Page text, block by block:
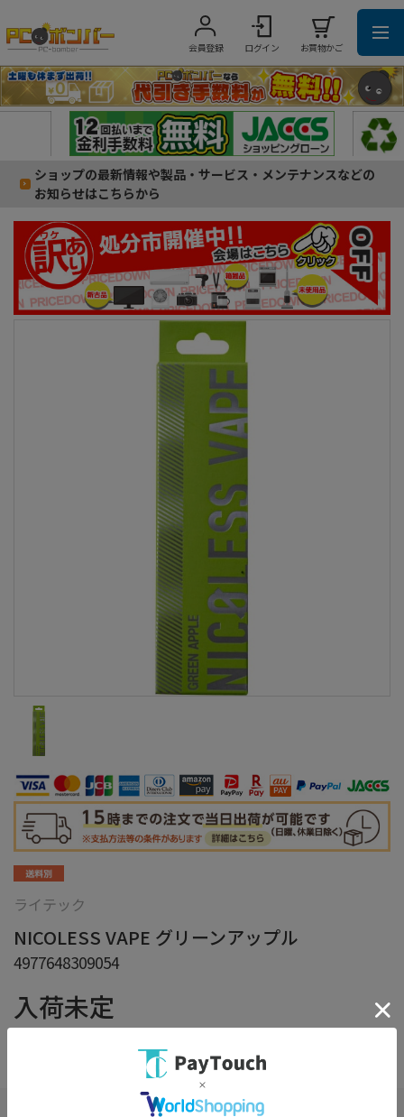
会員登録 ログイン お買物かご
ショップの最新情報や製品・サービス・メンテナンスなどの
お知らせはこちらから
ライテック
NICOLESS VAPE グリーンアップル
4977648309054
入荷未定